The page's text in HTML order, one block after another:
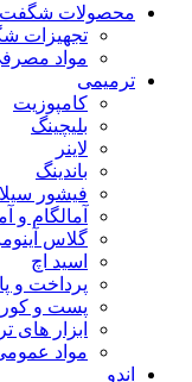
محصولات شگفت
تجهیزات
مواد
ترمیمی
کامپوزیت
بلیچینگ
لاینر
باندینگ
فیشور
آمالگام و
گلاس
اسید اچ
پرداخت و
پست و کور
ابزار های
مواد
اندو